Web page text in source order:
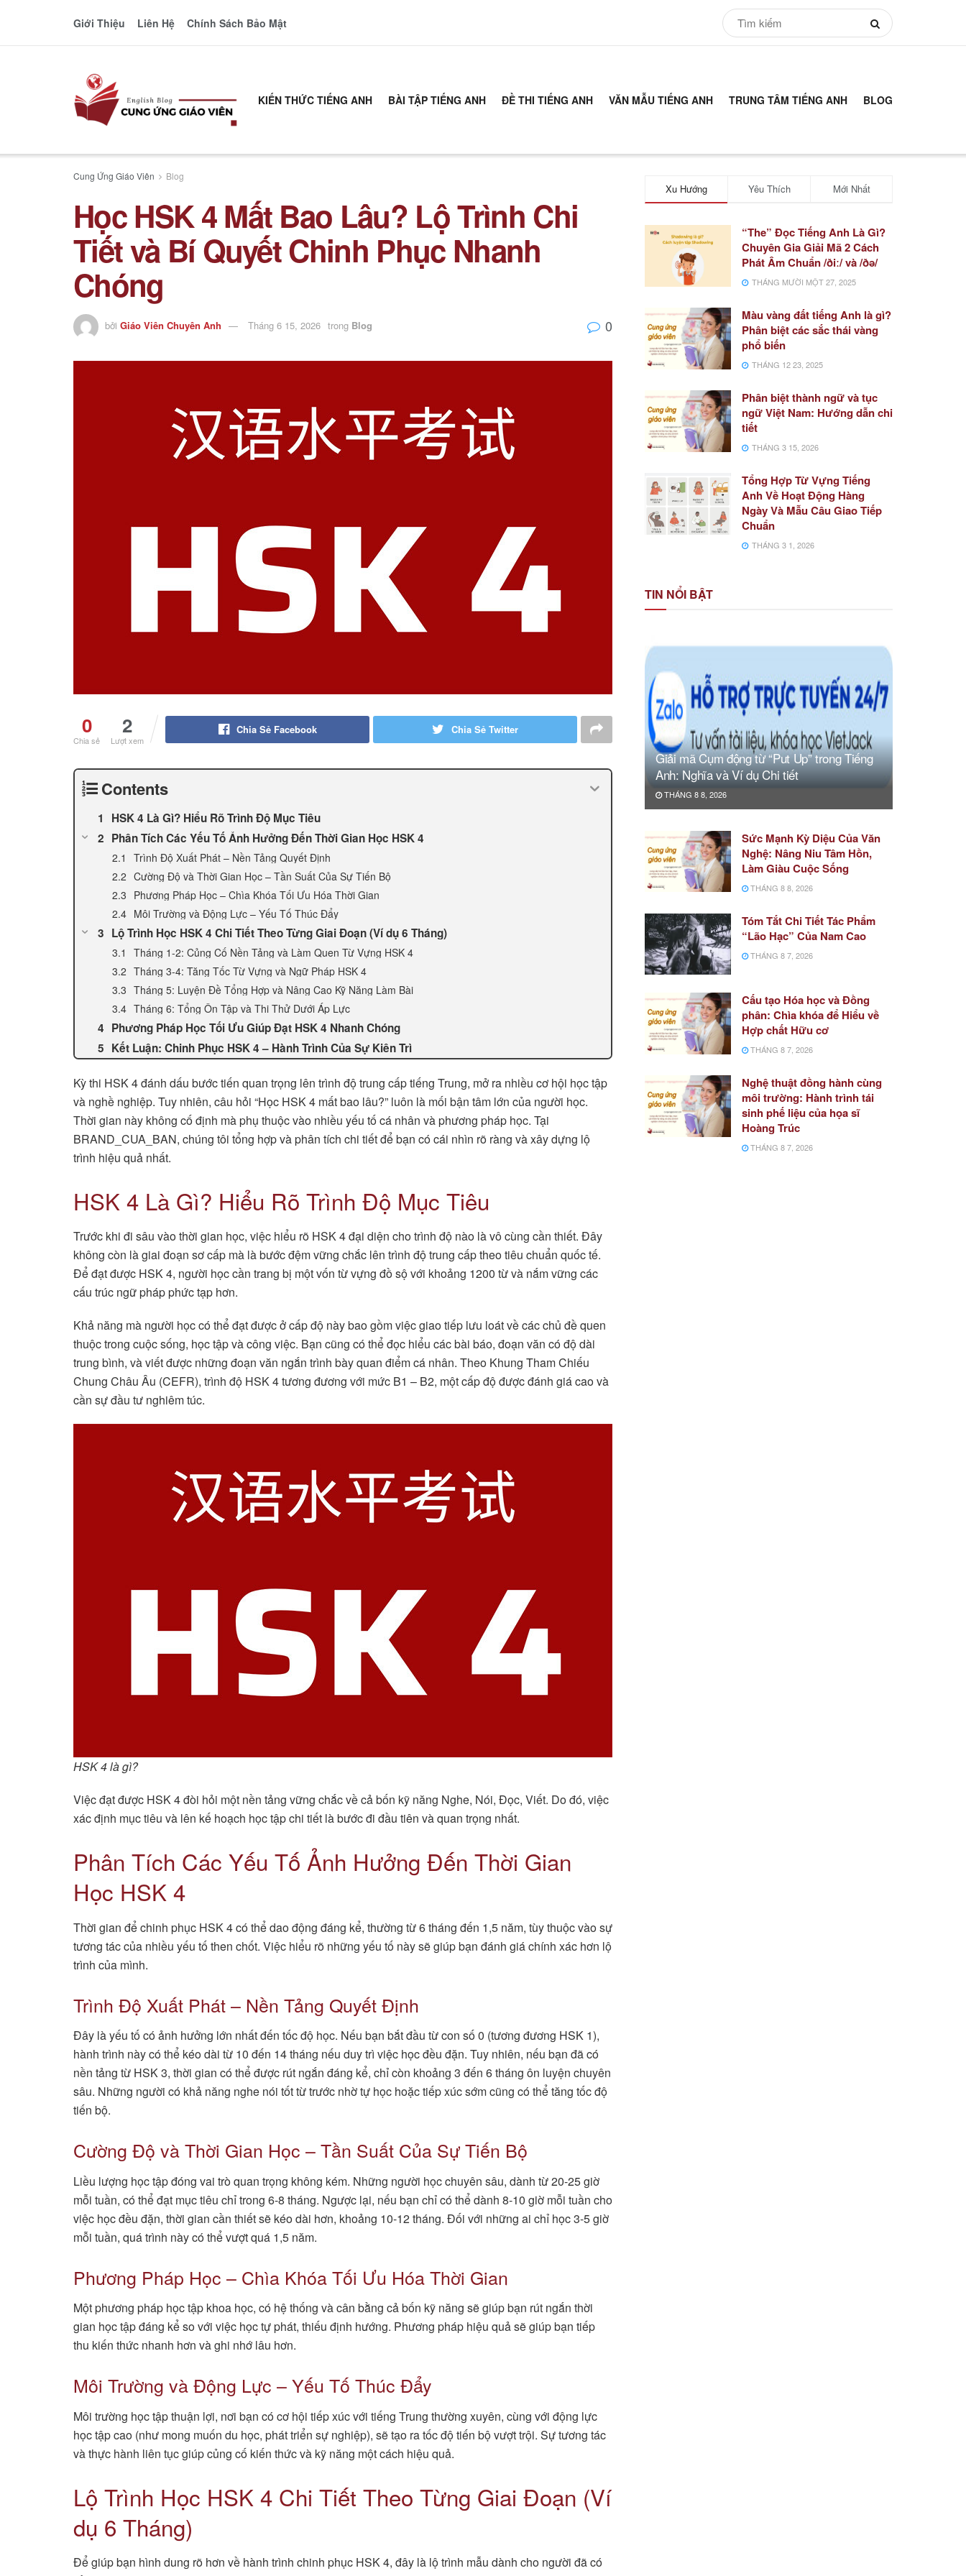
Giới Thiệu Liên Hệ Chính Sách Bảo Mật
KIẾN THỨC TIẾNG ANH BÀI TẬP TIẾNG ANH ĐỀ THI TIẾNG ANH VĂN MẪU TIẾNG ANH TRUNG TÂM TIẾNG ANH BLOG
Cung Ứng Giáo Viên Blog
Học HSK 4 Mất Bao Lâu? Lộ Trình Chi
Tiết và Bí Quyết Chinh Phục Nhanh
Chóng
bởi Giáo Viên Chuyên Anh Tháng 6 15, 2026 trong Blog 0
0
Chia sẻ
2
Lượt xem
Chia Sẻ Facebook Chia Sẻ Twitter
Contents
HSK 4 Là Gì? Hiểu Rõ Trình Độ Mục Tiêu
Phân Tích Các Yếu Tố Ảnh Hưởng Đến Thời Gian Học HSK 4
Trình Độ Xuất Phát – Nền Tảng Quyết Định
Cường Độ và Thời Gian Học – Tần Suất Của Sự Tiến Bộ
Phương Pháp Học – Chìa Khóa Tối Ưu Hóa Thời Gian
Môi Trường và Động Lực – Yếu Tố Thúc Đẩy
Lộ Trình Học HSK 4 Chi Tiết Theo Từng Giai Đoạn (Ví dụ 6 Tháng)
Tháng 1-2: Củng Cố Nền Tảng và Làm Quen Từ Vựng HSK 4
Tháng 3-4: Tăng Tốc Từ Vựng và Ngữ Pháp HSK 4
Tháng 5: Luyện Đề Tổng Hợp và Nâng Cao Kỹ Năng Làm Bài
Tháng 6: Tổng Ôn Tập và Thi Thử Dưới Áp Lực
Phương Pháp Học Tối Ưu Giúp Đạt HSK 4 Nhanh Chóng
Kết Luận: Chinh Phục HSK 4 – Hành Trình Của Sự Kiên Trì
Kỳ thi HSK 4 đánh dấu bước tiến quan trọng lên trình độ trung cấp tiếng Trung, mở ra nhiều cơ hội học tập
và nghề nghiệp. Tuy nhiên, câu hỏi “Học HSK 4 mất bao lâu?” luôn là mối bận tâm lớn của người học.
Thời gian này không cố định mà phụ thuộc vào nhiều yếu tố cá nhân và phương pháp học. Tại
BRAND_CUA_BAN, chúng tôi tổng hợp và phân tích chi tiết để bạn có cái nhìn rõ ràng và xây dựng lộ
trình hiệu quả nhất.
HSK 4 Là Gì? Hiểu Rõ Trình Độ Mục Tiêu
Trước khi đi sâu vào thời gian học, việc hiểu rõ HSK 4 đại diện cho trình độ nào là vô cùng cần thiết. Đây
không còn là giai đoạn sơ cấp mà là bước đệm vững chắc lên trình độ trung cấp theo tiêu chuẩn quốc tế.
Để đạt được HSK 4, người học cần trang bị một vốn từ vựng đồ sộ với khoảng 1200 từ và nắm vững các
cấu trúc ngữ pháp phức tạp hơn.
Khả năng mà người học có thể đạt được ở cấp độ này bao gồm việc giao tiếp lưu loát về các chủ đề quen
thuộc trong cuộc sống, học tập và công việc. Bạn cũng có thể đọc hiểu các bài báo, đoạn văn có độ dài
trung bình, và viết được những đoạn văn ngắn trình bày quan điểm cá nhân. Theo Khung Tham Chiếu
Chung Châu Âu (CEFR), trình độ HSK 4 tương đương với mức B1 – B2, một cấp độ được đánh giá cao và
cần sự đầu tư nghiêm túc.
HSK 4 là gì?
Việc đạt được HSK 4 đòi hỏi một nền tảng vững chắc về cả bốn kỹ năng Nghe, Nói, Đọc, Viết. Do đó, việc
xác định mục tiêu và lên kế hoạch học tập chi tiết là bước đi đầu tiên và quan trọng nhất.
Phân Tích Các Yếu Tố Ảnh Hưởng Đến Thời Gian
Học HSK 4
Thời gian để chinh phục HSK 4 có thể dao động đáng kể, thường từ 6 tháng đến 1,5 năm, tùy thuộc vào sự
tương tác của nhiều yếu tố then chốt. Việc hiểu rõ những yếu tố này sẽ giúp bạn đánh giá chính xác hơn lộ
trình của mình.
Trình Độ Xuất Phát – Nền Tảng Quyết Định
Đây là yếu tố có ảnh hưởng lớn nhất đến tốc độ học. Nếu bạn bắt đầu từ con số 0 (tương đương HSK 1),
hành trình này có thể kéo dài từ 10 đến 14 tháng nếu duy trì việc học đều đặn. Tuy nhiên, nếu bạn đã có
nền tảng từ HSK 3, thời gian có thể được rút ngắn đáng kể, chỉ còn khoảng 3 đến 6 tháng ôn luyện chuyên
sâu. Những người có khả năng nghe nói tốt từ trước nhờ tự học hoặc tiếp xúc sớm cũng có thể tăng tốc độ
tiến bộ.
Cường Độ và Thời Gian Học – Tần Suất Của Sự Tiến Bộ
Liều lượng học tập đóng vai trò quan trọng không kém. Những người học chuyên sâu, dành từ 20-25 giờ
mỗi tuần, có thể đạt mục tiêu chỉ trong 6-8 tháng. Ngược lại, nếu bạn chỉ có thể dành 8-10 giờ mỗi tuần cho
việc học đều đặn, thời gian cần thiết sẽ kéo dài hơn, khoảng 10-12 tháng. Đối với những ai chỉ học 3-5 giờ
mỗi tuần, quá trình này có thể vượt quá 1,5 năm.
Phương Pháp Học – Chìa Khóa Tối Ưu Hóa Thời Gian
Một phương pháp học tập khoa học, có hệ thống và cân bằng cả bốn kỹ năng sẽ giúp bạn rút ngắn thời
gian học tập đáng kể so với việc học tự phát, thiếu định hướng. Phương pháp hiệu quả sẽ giúp bạn tiếp
thu kiến thức nhanh hơn và ghi nhớ lâu hơn.
Môi Trường và Động Lực – Yếu Tố Thúc Đẩy
Môi trường học tập thuận lợi, nơi bạn có cơ hội tiếp xúc với tiếng Trung thường xuyên, cùng với động lực
học tập cao (như mong muốn du học, phát triển sự nghiệp), sẽ tạo ra tốc độ tiến bộ vượt trội. Sự tương tác
và thực hành liên tục giúp củng cố kiến thức và kỹ năng một cách hiệu quả.
Lộ Trình Học HSK 4 Chi Tiết Theo Từng Giai Đoạn (Ví
dụ 6 Tháng)
Để giúp bạn hình dung rõ hơn về hành trình chinh phục HSK 4, đây là lộ trình mẫu dành cho người đã có
Xu Hướng Yêu Thích Mới Nhất
“The” Đọc Tiếng Anh Là Gì?
Chuyên Gia Giải Mã 2 Cách
Phát Âm Chuẩn /ðiː/ và /ðə/
THÁNG MƯỜI MỘT 27, 2025
Màu vàng đất tiếng Anh là gì?
Phân biệt các sắc thái vàng
phổ biến
THÁNG 12 23, 2025
Phân biệt thành ngữ và tục
ngữ Việt Nam: Hướng dẫn chi
tiết
THÁNG 3 15, 2026
Tổng Hợp Từ Vựng Tiếng
Anh Về Hoạt Động Hàng
Ngày Và Mẫu Câu Giao Tiếp
Chuẩn
THÁNG 3 1, 2026
TIN NỔI BẬT
Giải mã Cụm động từ “Put Up” trong Tiếng
Anh: Nghĩa và Ví dụ Chi tiết
THÁNG 8 8, 2026
Sức Mạnh Kỳ Diệu Của Văn
Nghệ: Nâng Niu Tâm Hồn,
Làm Giàu Cuộc Sống
THÁNG 8 8, 2026
Tóm Tắt Chi Tiết Tác Phẩm
“Lão Hạc” Của Nam Cao
THÁNG 8 7, 2026
Cấu tạo Hóa học và Đồng
phân: Chìa khóa để Hiểu về
Hợp chất Hữu cơ
THÁNG 8 7, 2026
Nghệ thuật đồng hành cùng
môi trường: Hành trình tái
sinh phế liệu của họa sĩ
Hoàng Trúc
THÁNG 8 7, 2026